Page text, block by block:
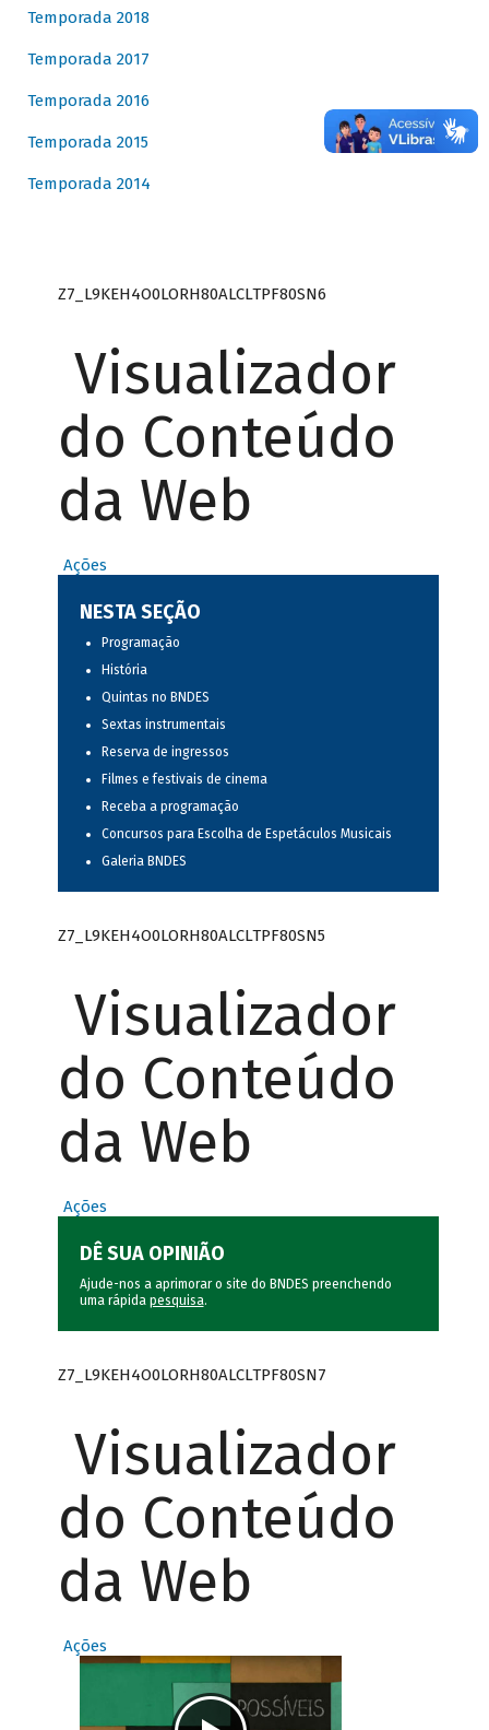
Temporada 2018
Temporada 2017
Temporada 2016
Temporada 2015
Temporada 2014
Z7_L9KEH4O0LORH80ALCLTPF80SN6
Visualizador
do Conteúdo
da Web
Ações
NESTA SEÇÃO
Programação
História
Quintas no BNDES
Sextas instrumentais
Reserva de ingressos
Filmes e festivais de cinema
Receba a programação
Concursos para Escolha de Espetáculos Musicais
Galeria BNDES
Z7_L9KEH4O0LORH80ALCLTPF80SN5
Visualizador
do Conteúdo
da Web
Ações
DÊ SUA OPINIÃO
Ajude-nos a aprimorar o site do BNDES preenchendo
uma rápida pesquisa.
Z7_L9KEH4O0LORH80ALCLTPF80SN7
Visualizador
do Conteúdo
da Web
Ações